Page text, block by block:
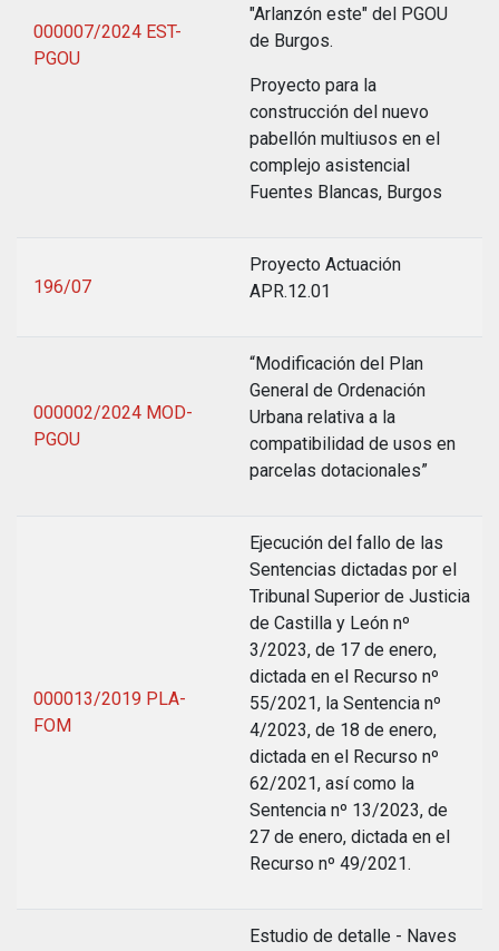
000007/2024 EST-
PGOU
"Arlanzón este" del PGOU
de Burgos.
Proyecto para la
construcción del nuevo
pabellón multiusos en el
complejo asistencial
Fuentes Blancas, Burgos
196/07
Proyecto Actuación
APR.12.01
000002/2024 MOD-
PGOU
“Modificación del Plan
General de Ordenación
Urbana relativa a la
compatibilidad de usos en
parcelas dotacionales”
000013/2019 PLA-
FOM
Ejecución del fallo de las
Sentencias dictadas por el
Tribunal Superior de Justicia
de Castilla y León nº
3/2023, de 17 de enero,
dictada en el Recurso nº
55/2021, la Sentencia nº
4/2023, de 18 de enero,
dictada en el Recurso nº
62/2021, así como la
Sentencia nº 13/2023, de
27 de enero, dictada en el
Recurso nº 49/2021.
Estudio de detalle - Naves